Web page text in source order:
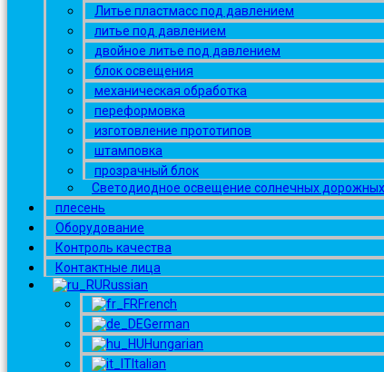
Литье пластмасс под давлением
литье под давлением
двойное литье под давлением
блок освещения
механическая обработка
переформовка
изготовление прототипов
штамповка
прозрачный блок
Светодиодное освещение солнечных дорожных
плесень
Оборудование
Контроль качества
Контактные лица
Russian
French
German
Hungarian
Italian